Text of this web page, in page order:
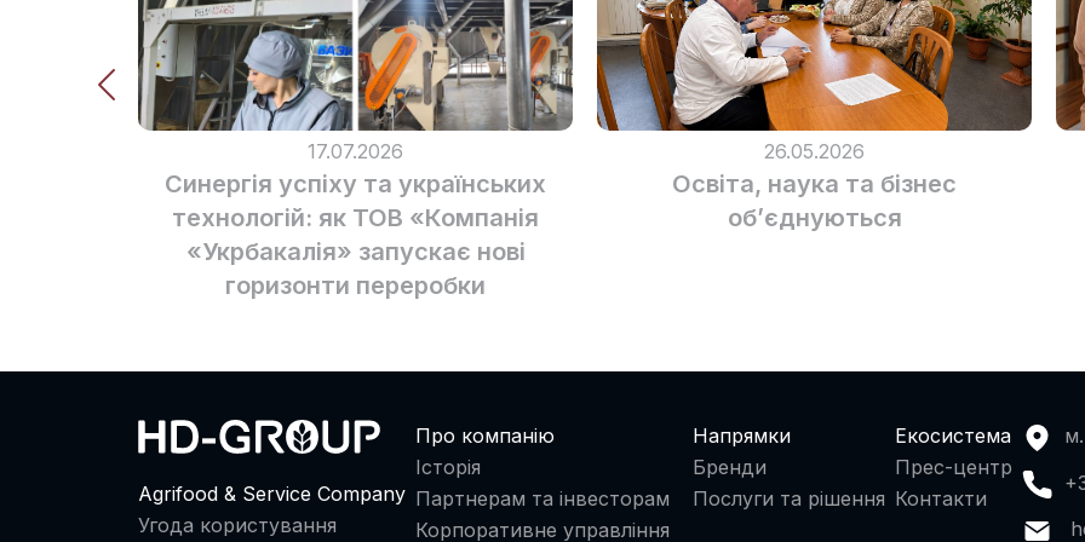
17.07.2026
Синергія успіху та українських
технологій: як ТОВ «Компанія
«Укрбакалія» запускає нові
горизонти переробки
26.05.2026
Освіта, наука та бізнес
об’єднуються
Agrifood & Service Company
Угода користування
Про компанію
Історія
Партнерам та інвесторам
Корпоративне управління
Напрямки
Бренди
Послуги та рішення
Екосистема
Прес-центр
Контакти